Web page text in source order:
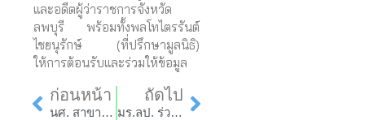
และอดีตผู้ว่าราชการจังหวัด
ลพบุรี พร้อมทั้งพลโทไตรรันต์
ไชยนุรักษ์ (ที่ปรึกษามูลนิธิ)
ให้การต้อนรับและร่วมให้ข้อมูล
Prev
ก่อนหน้า
นศ. สาขาวิชาการจัดการ มร.ลป. นำเสนอผลการวิจัยในการประชุมวิชาการระดับชาติ (MCC2023)
ถัดไป
มร.ลป. ร่วมการประชุม Think Tank เชิงวิชาการ เรื่อง “มุมมองท้องถิ่น : การสร้างคุณค่าและมูลค่าในการสื่อสารของท้องถิ่น”
Next